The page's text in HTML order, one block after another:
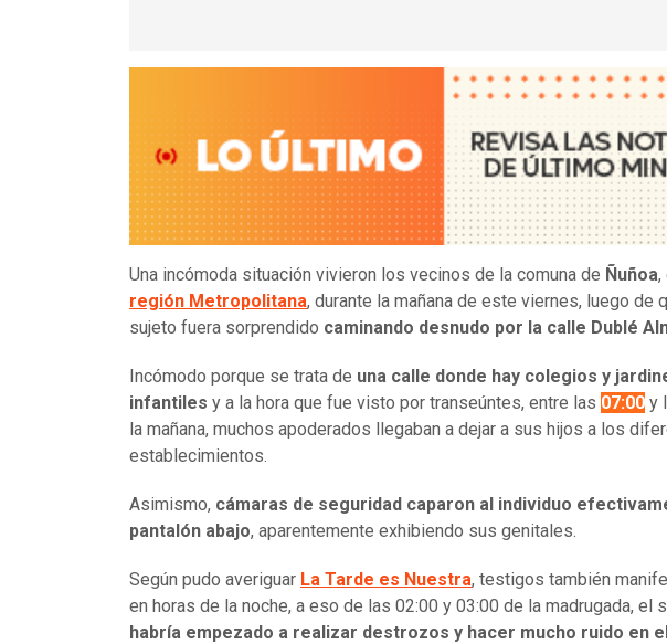
Una incómoda situación vivieron los vecinos de la comuna de Ñuñoa,
región Metropolitana, durante la mañana de este viernes, luego de
sujeto fuera sorprendido caminando desnudo por la calle Dublé
Incómodo porque se trata de una calle donde hay colegios y
infantiles y a la hora que fue visto por transeúntes, entre las 07:00 y
la mañana, muchos apoderados llegaban a dejar a sus hijos a los
establecimientos.
Asimismo, cámaras de seguridad caparon al individuo
pantalón abajo, aparentemente exhibiendo sus genitales.
Según pudo averiguar La Tarde es Nuestra, testigos también
en horas de la noche, a eso de las 02:00 y 03:00 de la madrugada, el
habría empezado a realizar destrozos y hacer mucho ruido en